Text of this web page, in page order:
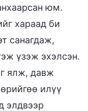
юм.
хараад би
санагдаж,
үзэж эхэлсэн.
ялж, давж
илүү
элдвээр